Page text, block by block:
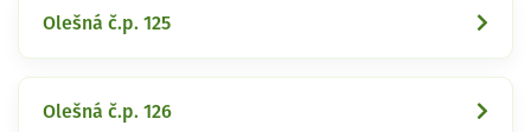
Olešná č.p. 125
Olešná č.p. 126